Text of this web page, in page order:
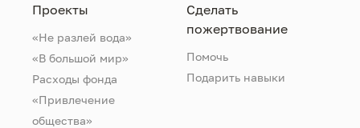
Проекты
«Не разлей вода»
«В большой мир»
Расходы фонда
«Привлечение
общества»
Сделать
пожертвование
Помочь
Подарить навыки